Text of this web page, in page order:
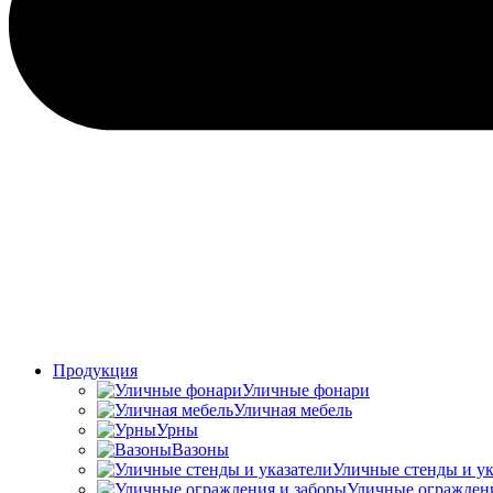
Продукция
Уличные фонари
Уличная мебель
Урны
Вазоны
Уличные стенды и
Уличные